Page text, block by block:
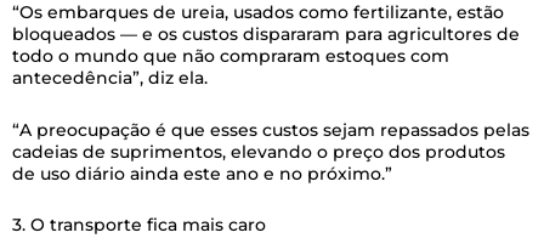
“Os embarques de ureia, usados como fertilizante, estão
bloqueados — e os custos dispararam para agricultores de
todo o mundo que não compraram estoques com
antecedência”, diz ela.
“A preocupação é que esses custos sejam repassados pelas
cadeias de suprimentos, elevando o preço dos produtos
de uso diário ainda este ano e no próximo.”
3. O transporte fica mais caro